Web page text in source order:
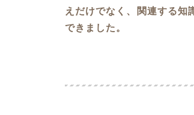
えだけでなく、関連する
できました。